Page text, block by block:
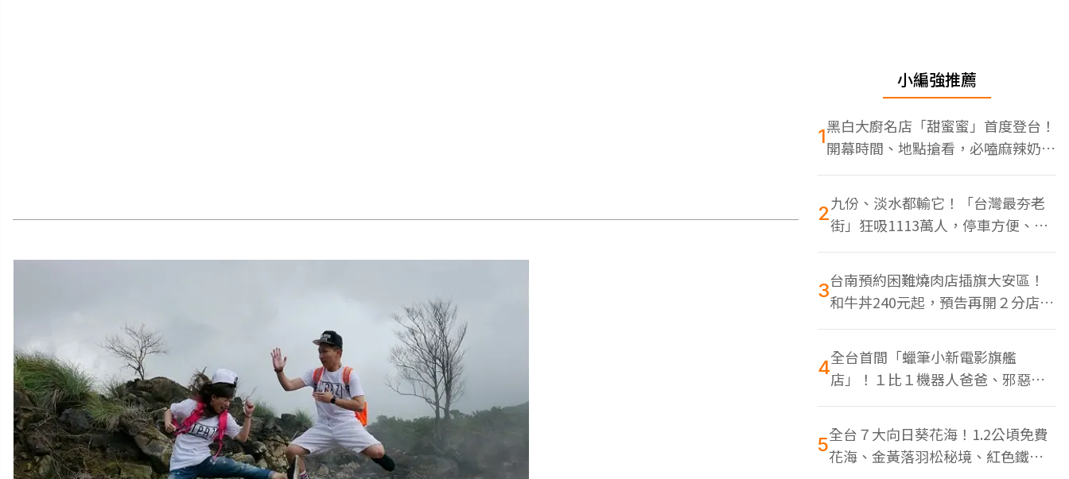
小編強推薦
1黑白大廚名店「甜蜜蜜」首度登台！
開幕時間、地點搶看，必嗑麻辣奶油
蝦
2九份、淡水都輸它！「台灣最夯老
街」狂吸1113萬人，停車方便、特
色美食多
3台南預約困難燒肉店插旗大安區！
和牛丼240元起，預告再開２分店、
地點曝光
4全台首間「蠟筆小新電影旗艦
店」！１比１機器人爸爸、邪惡正
男，百款周邊買翻
5全台７大向日葵花海！1.2公頃免費
花海、金黃落羽松秘境、紅色鐵橋